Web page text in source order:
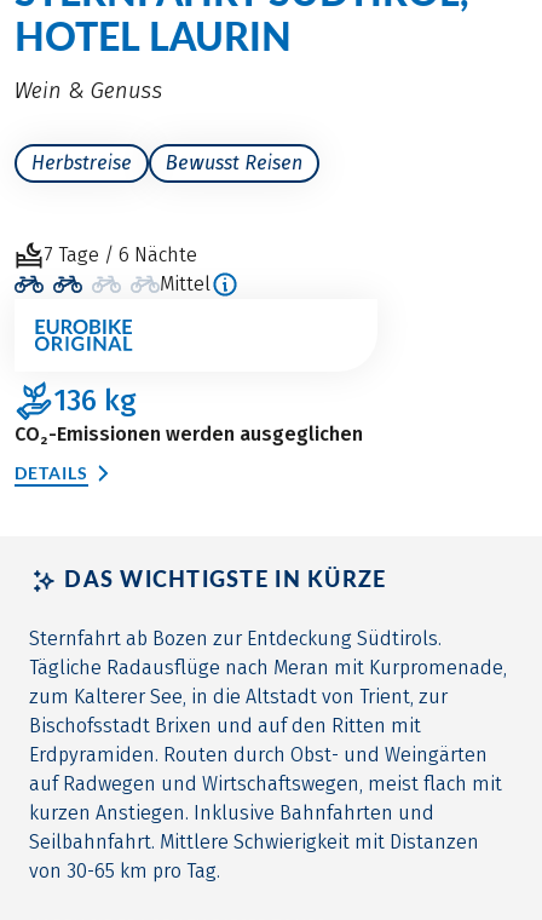
HOTEL LAURIN
Wein & Genuss
Herbstreise Bewusst Reisen
7 Tage / 6 Nächte
Mittel
136 kg
CO₂-Emissionen werden ausgeglichen
DETAILS
DAS WICHTIGSTE IN KÜRZE
Sternfahrt ab Bozen zur Entdeckung Südtirols.
Tägliche Radausflüge nach Meran mit Kurpromenade,
zum Kalterer See, in die Altstadt von Trient, zur
Bischofsstadt Brixen und auf den Ritten mit
Erdpyramiden. Routen durch Obst- und Weingärten
auf Radwegen und Wirtschaftswegen, meist flach mit
kurzen Anstiegen. Inklusive Bahnfahrten und
Seilbahnfahrt. Mittlere Schwierigkeit mit Distanzen
von 30-65 km pro Tag.